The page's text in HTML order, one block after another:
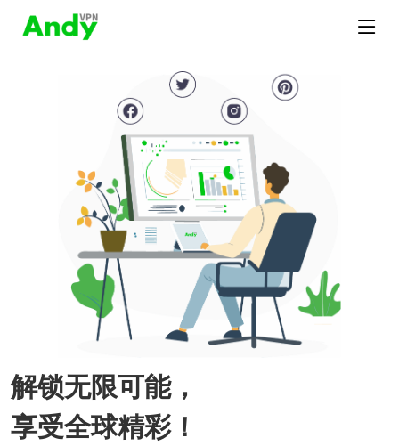
解锁无限可能，
享受全球精彩！